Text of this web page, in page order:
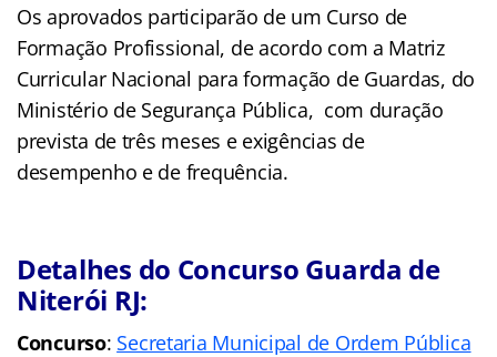
Os aprovados participarão de um Curso de
Formação Profissional, de acordo com a Matriz
Curricular Nacional para formação de Guardas, do
Ministério de Segurança Pública, com duração
prevista de três meses e exigências de
desempenho e de frequência.
Detalhes do Concurso Guarda de
Niterói RJ:
Concurso: Secretaria Municipal de Ordem Pública